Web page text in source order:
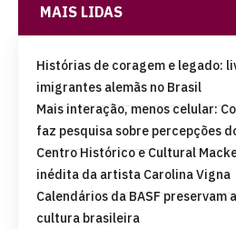
MAIS LIDAS
Histórias de coragem e legado:
imigrantes alemãs no Brasil
Mais interação, menos celular:
faz pesquisa sobre percepções
Centro Histórico e Cultural
inédita da artista Carolina Vigna
Calendários da BASF preservam
cultura brasileira